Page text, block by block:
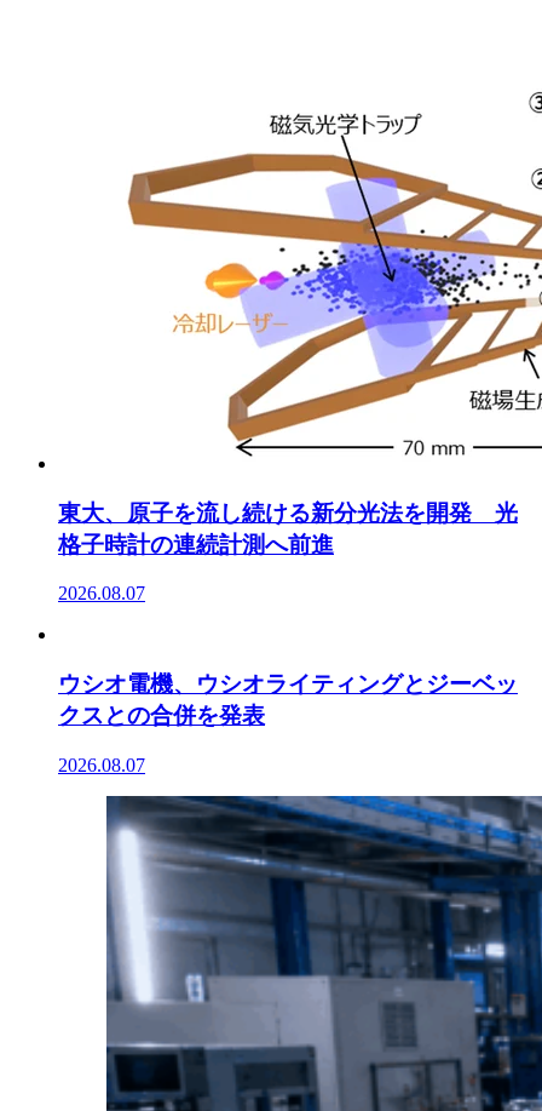
東大、原子を流し続ける新分光法を開発 光
格子時計の連続計測へ前進
2026.08.07
ウシオ電機、ウシオライティングとジーベッ
クスとの合併を発表
2026.08.07